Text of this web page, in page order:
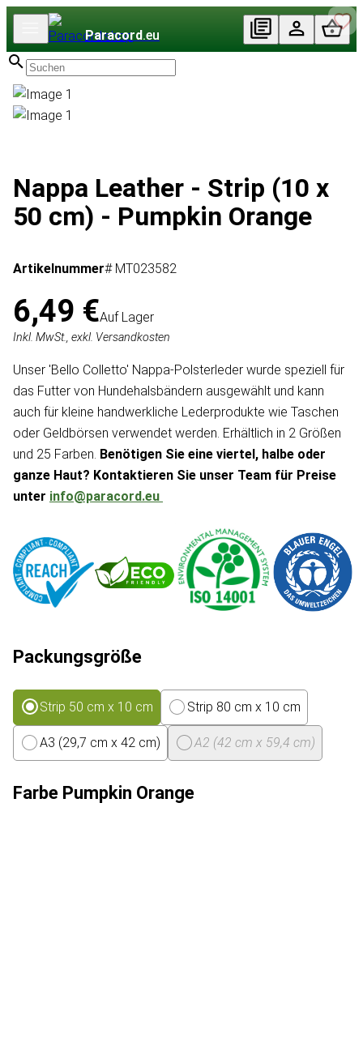
Paracord.eu
Nappa Leather - Strip (10 x
50 cm) - Pumpkin Orange
Artikelnummer# MT023582
6,49 €Auf Lager
Inkl. MwSt., exkl. Versandkosten
Unser 'Bello Colletto' Nappa-Polsterleder wurde speziell für
das Futter von Hundehalsbändern ausgewählt und kann
auch für kleine handwerkliche Lederprodukte wie Taschen
oder Geldbörsen verwendet werden. Erhältlich in 2 Größen
und 25 Farben. Benötigen Sie eine viertel, halbe oder
ganze Haut? Kontaktieren Sie unser Team für Preise
unter info@paracord.eu
Packungsgröße
Strip 50 cm x 10 cm Strip 80 cm x 10 cm
A3 (29,7 cm x 42 cm) A2 (42 cm x 59,4 cm)
Farbe Pumpkin Orange